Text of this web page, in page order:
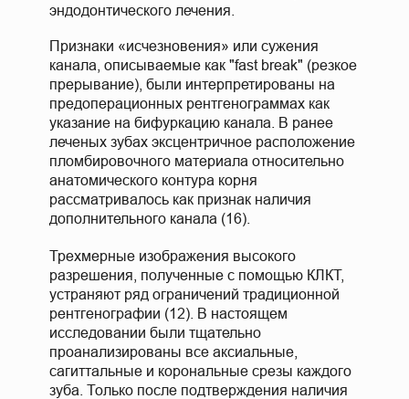
эндодонтического лечения.
Признаки «исчезновения» или сужения
канала, описываемые как "fast break" (резкое
прерывание), были интерпретированы на
предоперационных рентгенограммах как
указание на бифуркацию канала. В ранее
леченых зубах эксцентричное расположение
пломбировочного материала относительно
анатомического контура корня
рассматривалось как признак наличия
дополнительного канала (16).
Трехмерные изображения высокого
разрешения, полученные с помощью КЛКТ,
устраняют ряд ограничений традиционной
рентгенографии (12). В настоящем
исследовании были тщательно
проанализированы все аксиальные,
сагиттальные и корональные срезы каждого
зуба. Только после подтверждения наличия